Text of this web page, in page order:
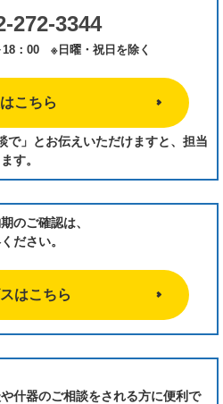
272-3344
：00 ※日曜・祝日を除く
こちら
で」とお伝えいただけますと、担当
す。
のご確認は、
ださい。
はこちら
什器のご相談をされる方に便利で